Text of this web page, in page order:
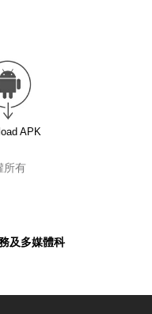
APK
所有
及多媒體科